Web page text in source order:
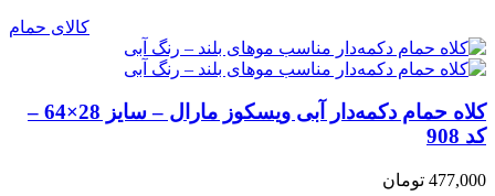
کالای حمام
کلاه حمام دکمه‌دار آبی ویسکوز مارال – سایز 28×64 –
کد 908
477,000 تومان